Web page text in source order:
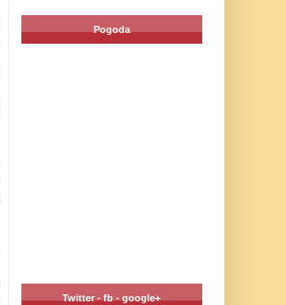
Pogoda
Twitter - fb - google+